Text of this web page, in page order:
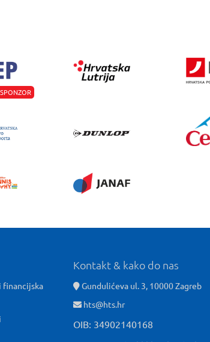
financijska
Kontakt & kako do nas
Gundulićeva ul. 3, 10000 Zagreb
hts@hts.hr
OIB: 34902140168